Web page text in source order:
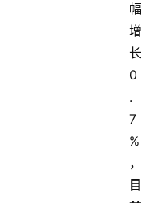
幅
增
长
0
.
7
%
，
目